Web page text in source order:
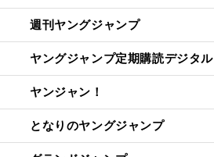
週刊ヤングジャンプ
ヤングジャンプ定期購読デジタル
ヤンジャン！
となりのヤングジャンプ